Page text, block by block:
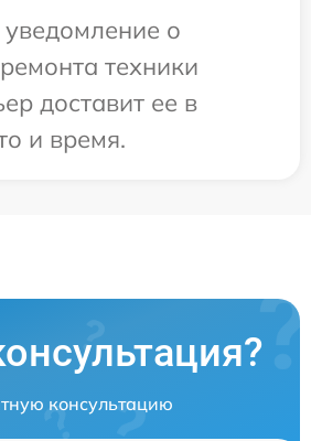
о
техники
доставит ее в
и время.
консультацию